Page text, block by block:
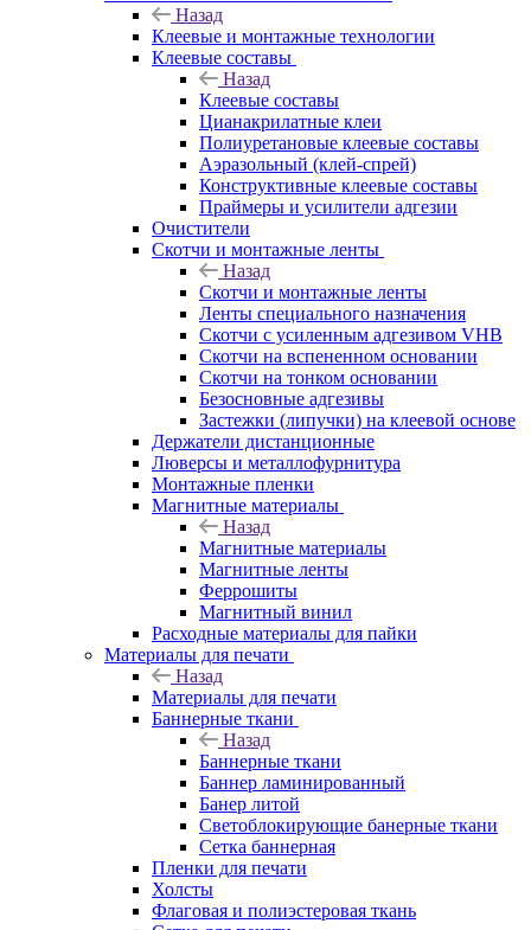
Назад
Клеевые и монтажные технологии
Клеевые составы
Назад
Клеевые составы
Цианакрилатные клеи
Полиуретановые клеевые составы
Аэразольный (клей-спрей)
Конструктивные клеевые составы
Праймеры и усилители адгезии
Очистители
Скотчи и монтажные ленты
Назад
Скотчи и монтажные ленты
Ленты специального назначения
Скотчи с усиленным адгезивом VHB
Скотчи на вспененном основании
Скотчи на тонком основании
Безосновные адгезивы
Застежки (липучки) на клеевой основе
Держатели дистанционные
Люверсы и металлофурнитура
Монтажные пленки
Магнитные материалы
Назад
Магнитные материалы
Магнитные ленты
Феррошиты
Магнитный винил
Расходные материалы для пайки
Материалы для печати
Назад
Материалы для печати
Баннерные ткани
Назад
Баннерные ткани
Баннер ламинированный
Банер литой
Светоблокирующие банерные ткани
Сетка баннерная
Пленки для печати
Холсты
Флаговая и полиэстеровая ткань